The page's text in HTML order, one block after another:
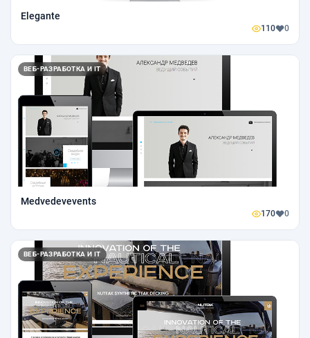
Elegante
110 0
ВЕБ-РАЗРАБОТКА И IT
Medvedevevents
170 0
ВЕБ-РАЗРАБОТКА И IT